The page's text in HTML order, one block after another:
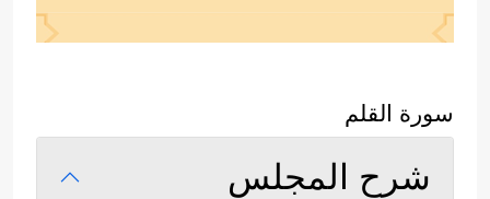
سورة القلم
شرح المجلس